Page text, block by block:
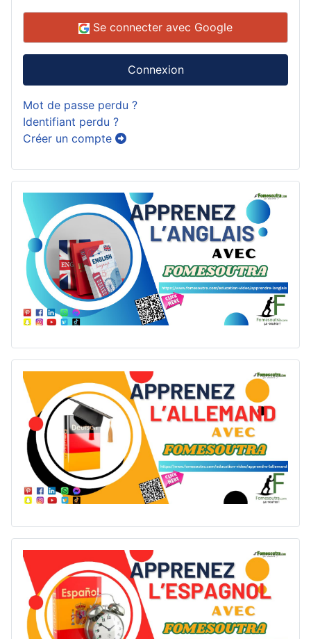
Se connecter avec Google
Connexion
Mot de passe perdu ?
Identifiant perdu ?
Créer un compte